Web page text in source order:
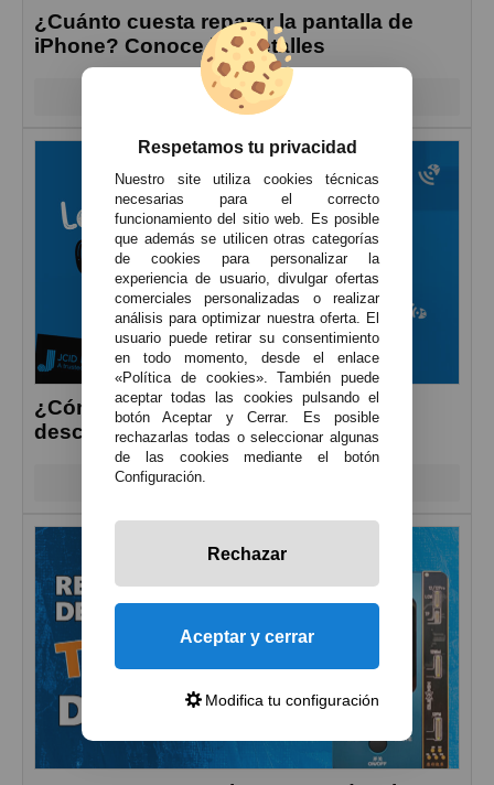
¿Cuánto cuesta reparar la pantalla de
iPhone? Conoce los detalles
Leer más
¿Cómo quitar el mensaje «pieza
desconocida» en iPhone?
Respetamos tu privacidad
Nuestro site utiliza cookies técnicas
necesarias para el correcto
funcionamiento del sitio web. Es posible
que además se utilicen otras categorías
de cookies para personalizar la
experiencia de usuario, divulgar ofertas
comerciales personalizadas o realizar
análisis para optimizar nuestra oferta. El
usuario puede retirar su consentimiento
en todo momento, desde el enlace
«Política de cookies». También puede
aceptar todas las cookies pulsando el
botón Aceptar y Cerrar. Es posible
rechazarlas todas o seleccionar algunas
de las cookies mediante el botón
Configuración.
Rechazar
Aceptar y cerrar
Modifica tu configuración